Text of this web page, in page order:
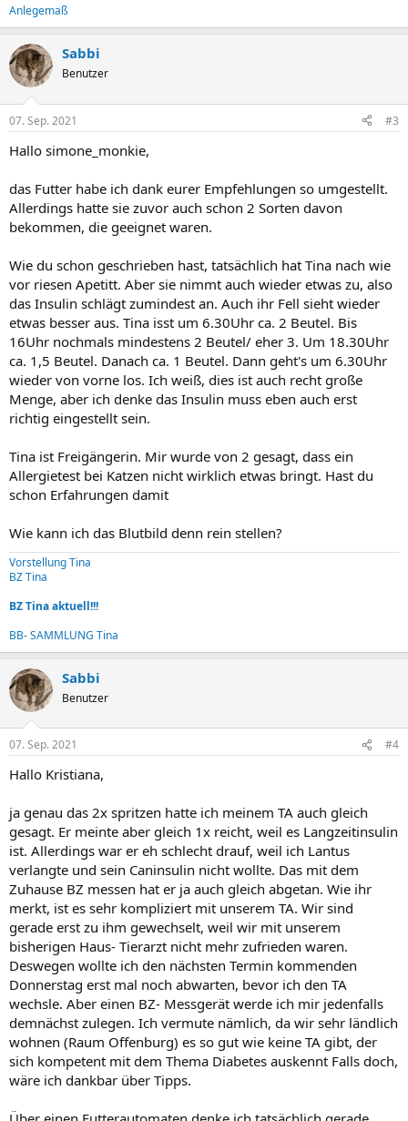
Anlegemaß
Sabbi
Benutzer
07. Sep. 2021 #3
Hallo simone_monkie,
das Futter habe ich dank eurer Empfehlungen so umgestellt.
Allerdings hatte sie zuvor auch schon 2 Sorten davon
bekommen, die geeignet waren.
Wie du schon geschrieben hast, tatsächlich hat Tina nach wie
vor riesen Apetitt. Aber sie nimmt auch wieder etwas zu, also
das Insulin schlägt zumindest an. Auch ihr Fell sieht wieder
etwas besser aus. Tina isst um 6.30Uhr ca. 2 Beutel. Bis
16Uhr nochmals mindestens 2 Beutel/ eher 3. Um 18.30Uhr
ca. 1,5 Beutel. Danach ca. 1 Beutel. Dann geht's um 6.30Uhr
wieder von vorne los. Ich weiß, dies ist auch recht große
Menge, aber ich denke das Insulin muss eben auch erst
richtig eingestellt sein.
Tina ist Freigängerin. Mir wurde von 2 gesagt, dass ein
Allergietest bei Katzen nicht wirklich etwas bringt. Hast du
schon Erfahrungen damit
Wie kann ich das Blutbild denn rein stellen?
Vorstellung Tina
BZ Tina
BZ Tina aktuell!!!
BB- SAMMLUNG Tina
Sabbi
Benutzer
07. Sep. 2021 #4
Hallo Kristiana,
ja genau das 2x spritzen hatte ich meinem TA auch gleich
gesagt. Er meinte aber gleich 1x reicht, weil es Langzeitinsulin
ist. Allerdings war er eh schlecht drauf, weil ich Lantus
verlangte und sein Caninsulin nicht wollte. Das mit dem
Zuhause BZ messen hat er ja auch gleich abgetan. Wie ihr
merkt, ist es sehr kompliziert mit unserem TA. Wir sind
gerade erst zu ihm gewechselt, weil wir mit unserem
bisherigen Haus- Tierarzt nicht mehr zufrieden waren.
Deswegen wollte ich den nächsten Termin kommenden
Donnerstag erst mal noch abwarten, bevor ich den TA
wechsle. Aber einen BZ- Messgerät werde ich mir jedenfalls
demnächst zulegen. Ich vermute nämlich, da wir sehr ländlich
wohnen (Raum Offenburg) es so gut wie keine TA gibt, der
sich kompetent mit dem Thema Diabetes auskennt Falls doch,
wäre ich dankbar über Tipps.